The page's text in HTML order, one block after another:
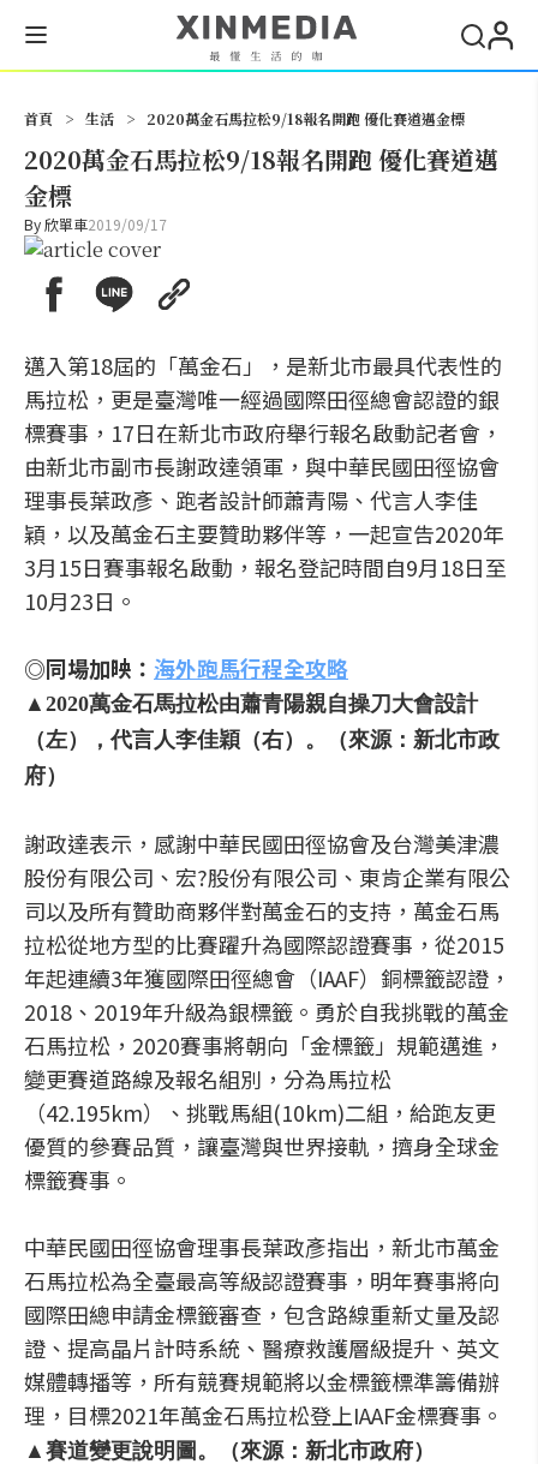
首頁 > 生活 > 2020萬金石馬拉松9/18報名開跑 優化賽道邁金標
2020萬金石馬拉松9/18報名開跑 優化賽道邁
金標
By欣單車2019/09/17
邁入第18屆的「萬金石」，是新北市最具代表性的
馬拉松，更是臺灣唯一經過國際田徑總會認證的銀
標賽事，17日在新北市政府舉行報名啟動記者會，
由新北市副市長謝政達領軍，與中華民國田徑協會
理事長葉政彥、跑者設計師蕭青陽、代言人李佳
穎，以及萬金石主要贊助夥伴等，一起宣告2020年
3月15日賽事報名啟動，報名登記時間自9月18日至
10月23日。
◎同場加映： 海外跑馬行程全攻略
▲2020萬金石馬拉松由蕭青陽親自操刀大會設計
（左），代言人李佳穎（右）。（來源：新北市政
府）
謝政達表示，感謝中華民國田徑協會及台灣美津濃
股份有限公司、宏?股份有限公司、東肯企業有限公
司以及所有贊助商夥伴對萬金石的支持，萬金石馬
拉松從地方型的比賽躍升為國際認證賽事，從2015
年起連續3年獲國際田徑總會（IAAF）銅標籤認證，
2018、2019年升級為銀標籤。勇於自我挑戰的萬金
石馬拉松，2020賽事將朝向「金標籤」規範邁進，
變更賽道路線及報名組別，分為馬拉松
（42.195km）、挑戰馬組(10km)二組，給跑友更
優質的參賽品質，讓臺灣與世界接軌，擠身全球金
標籤賽事。
中華民國田徑協會理事長葉政彥指出，新北市萬金
石馬拉松為全臺最高等級認證賽事，明年賽事將向
國際田總申請金標籤審查，包含路線重新丈量及認
證、提高晶片計時系統、醫療救護層級提升、英文
媒體轉播等，所有競賽規範將以金標籤標準籌備辦
理，目標2021年萬金石馬拉松登上IAAF金標賽事。
▲賽道變更說明圖。（來源：新北市政府）